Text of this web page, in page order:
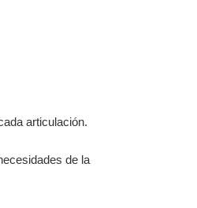
articulación.
de la